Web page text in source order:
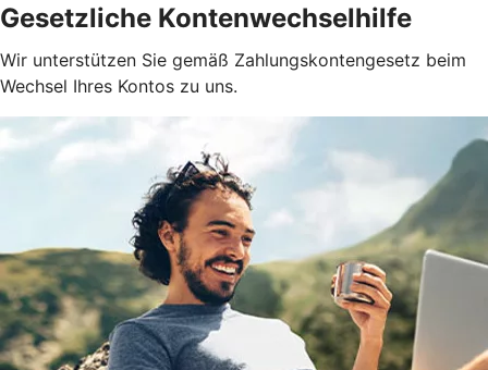
Gesetzliche Kontenwechselhilfe
Wir unterstützen Sie gemäß Zahlungskontengesetz beim
Wechsel Ihres Kontos zu uns.